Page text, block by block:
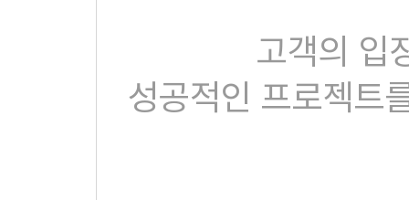
고객의 입
성공적인 프로젝트